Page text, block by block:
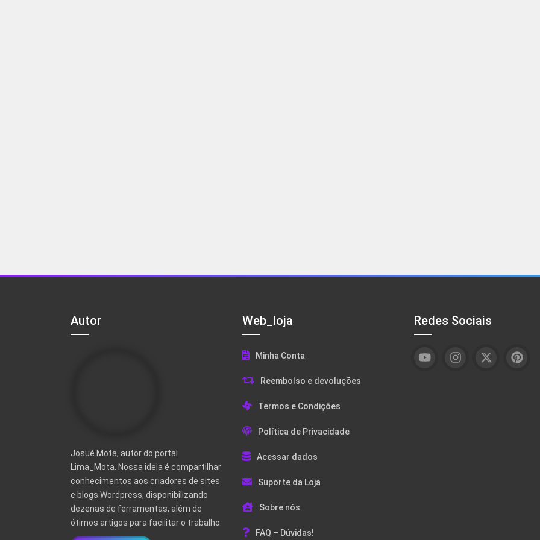
Autor
Josué Mota, autor do portal
Lima_Mota. Nossa ideia é compartilhar
conhecimentos aos criadores de sites
e blogs Wordpress, disponibilizando
dezenas de ferramentas, além de
ótimos artigos para facilitar o trabalho.
Web_loja
Minha Conta
Reembolso e devoluções
Termos e Condições
Política de Privacidade
Acessar dados
Suporte da Loja
Sobre nós
FAQ – Dúvidas!
Redes Sociais